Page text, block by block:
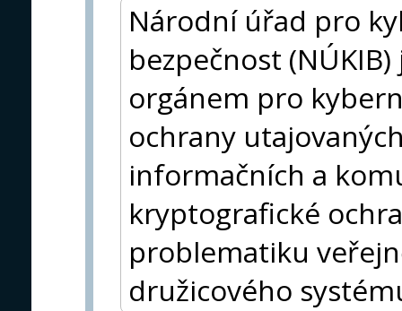
Národní úřad pro
bezpečnost
orgánem pro
ochrany
informačních a
kryptografické
problematiku
družicového